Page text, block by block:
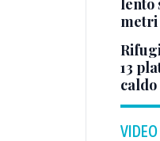
lento
metri
13
caldo
VIDEO